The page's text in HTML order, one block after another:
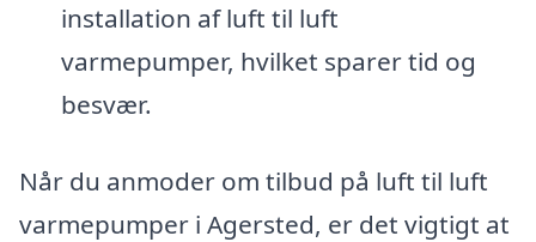
installation af luft til luft
varmepumper, hvilket sparer tid og
besvær.
Når du anmoder om tilbud på luft til luft
varmepumper i Agersted, er det vigtigt at